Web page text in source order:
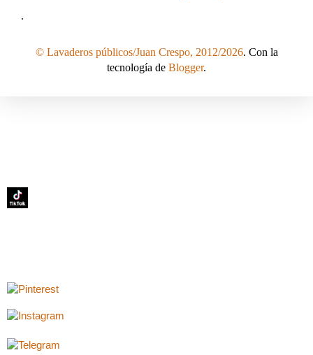
.
© Lavaderos públicos/Juan Crespo, 2012/2026. Con la
tecnología de Blogger.